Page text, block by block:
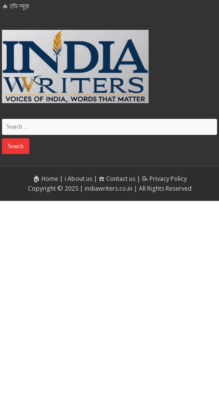
🔥 टॉप न्यूज़
🏠 Home| ℹ️ About us| ☎️ Contact us| 📝 Privacy Policy
Copyright © 2025 | indiawriters.co.in | All Rights Reserved